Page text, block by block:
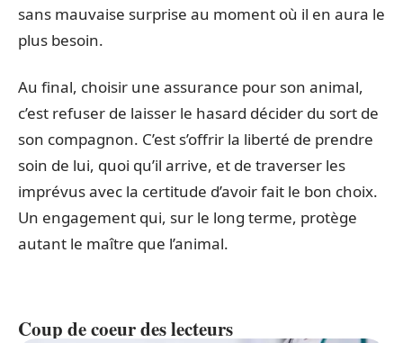
sans mauvaise surprise au moment où il en aura le
plus besoin.
Au final, choisir une assurance pour son animal,
c’est refuser de laisser le hasard décider du sort de
son compagnon. C’est s’offrir la liberté de prendre
soin de lui, quoi qu’il arrive, et de traverser les
imprévus avec la certitude d’avoir fait le bon choix.
Un engagement qui, sur le long terme, protège
autant le maître que l’animal.
Coup de coeur des lecteurs